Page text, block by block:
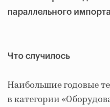
параллельного
Что случилось
Наибольшие годовые
в категории